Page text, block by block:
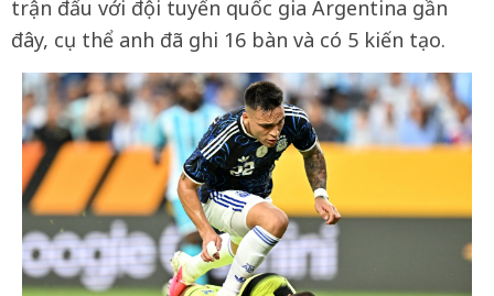
trận đấu với đội tuyển quốc gia Argentina gần
đây, cụ thể anh đã ghi 16 bàn và có 5 kiến tạo.